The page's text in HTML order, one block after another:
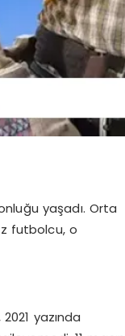
yaşadı. Orta
futbolcu, o
yazında